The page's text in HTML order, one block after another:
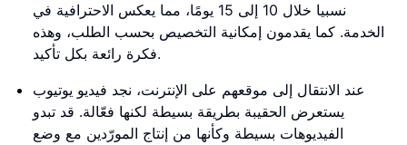
نسبيا خلال 10 إلى 15 يومًا، مما يعكس الاحترافية في
الخدمة. كما يقدمون إمكانية التخصيص بحسب الطلب، وهذه
فكرة رائعة بكل تأكيد.
عند الانتقال إلى موقعهم على الإنترنت، نجد فيديو يوتيوب
يستعرض الحقيبة بطريقة بسيطة لكنها فعّالة. قد تبدو
الفيديوهات بسيطة وكأنها من إنتاج المورّدين مع وضع